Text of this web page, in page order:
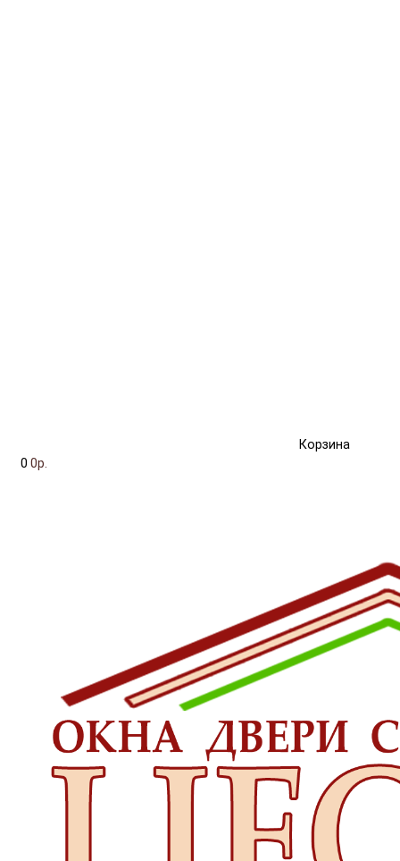
Корзина
0 0р.